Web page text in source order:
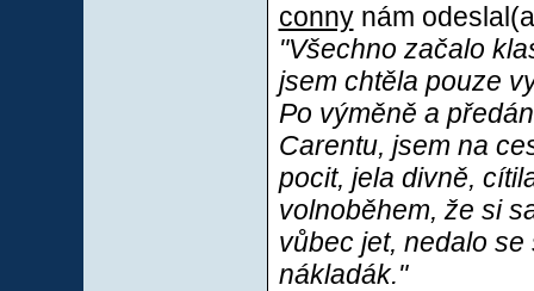
connynám
"Všechno začalo
jsem chtěla pouze
Po výměně a
Carentu, jsem na
pocit, jela divně,
volnoběhem, že si
vůbec jet, nedalo
nákladák."